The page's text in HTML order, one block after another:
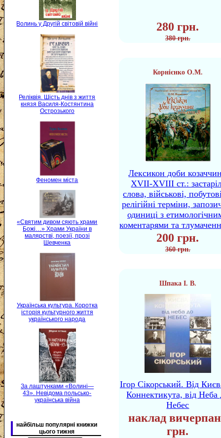
Волинь у Другій світовій війні
Реліквія. Шість днів з життя
князя Василя-Костянтина
Острозького
Феномен міста
«Святим дивом сяють храми
Божі…» Храми України в
малярстві, поезії, прозі
Шевченка
Українська культура. Коротка
історія культурного життя
українського народа
За лаштунками «Волині—
43». Невідома польсько-
українська війна
найбільш популярні книжки
цього тижня
280 грн.
380 грн.
Корнієнко О.М.
Лексикон доби
XVII-XVIII ст.:
слова, військові,
релігійні терміни,
одиниці з
коментарями та
200 грн.
360 грн.
Шпака І. В.
Ігор Сікорський. Від
Коннектикута, від Неба
Небес
наклад
грн.